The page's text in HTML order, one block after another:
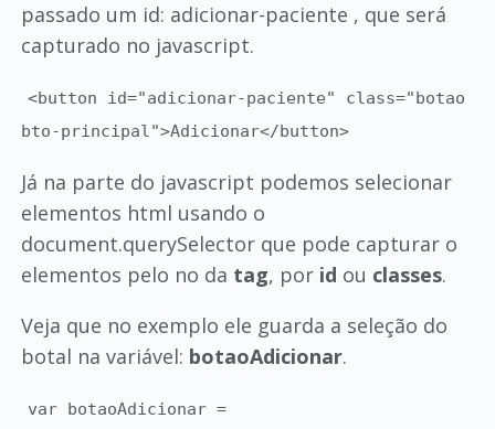
passado um id: adicionar-paciente , que será
capturado no javascript.
<button id="adicionar-paciente" class="botao
bto-principal">Adicionar</button>
Já na parte do javascript podemos selecionar
elementos html usando o
document.querySelector que pode capturar o
elementos pelo no da tag, por id ou classes.
Veja que no exemplo ele guarda a seleção do
botal na variável: botaoAdicionar.
var botaoAdicionar =